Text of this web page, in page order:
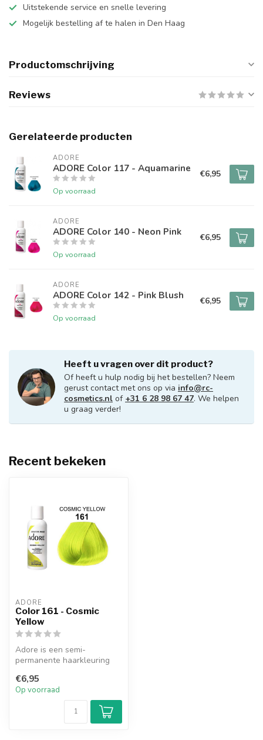
Uitstekende service en snelle levering
Mogelijk bestelling af te halen in Den Haag
Productomschrijving
Reviews
Gerelateerde producten
ADORE
ADORE Color 117 - Aquamarine
Op voorraad
€6,95
ADORE
ADORE Color 140 - Neon Pink
Op voorraad
€6,95
ADORE
ADORE Color 142 - Pink Blush
Op voorraad
€6,95
Heeft u vragen over dit product?
Of heeft u hulp nodig bij het bestellen? Neem
gerust contact met ons op via info@rc-
cosmetics.nl of +31 6 28 98 67 47. We helpen
u graag verder!
Recent bekeken
ADORE
Color 161 - Cosmic
Yellow
Adore is een semi-
permanente haarkleuring
kleur afgeef...
€6,95
Op voorraad